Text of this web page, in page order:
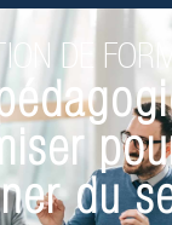
DE
du